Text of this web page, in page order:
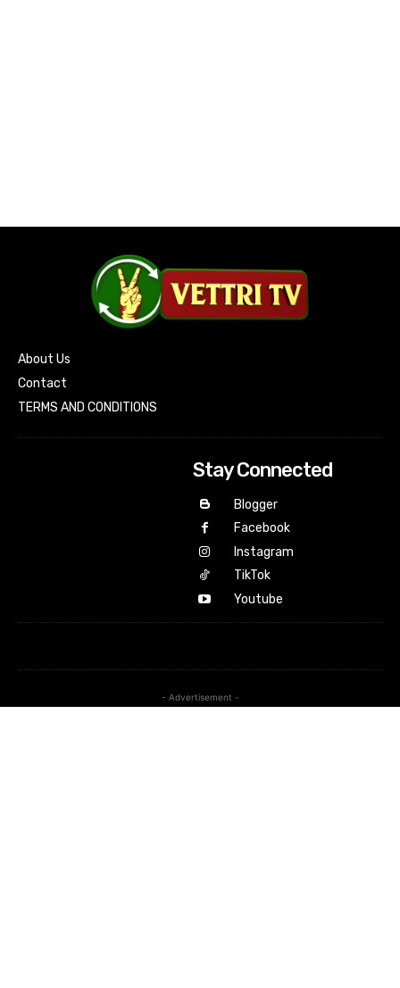
About Us
Contact
TERMS AND CONDITIONS
Stay Connected
Blogger
Facebook
Instagram
TikTok
Youtube
- Advertisement -